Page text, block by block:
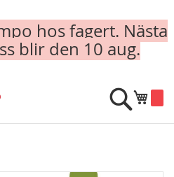
hos fagert. Nästa
blir den 10 aug.
Min
Sök